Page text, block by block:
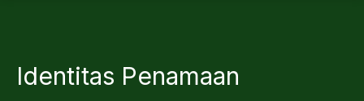
Identitas Penamaan